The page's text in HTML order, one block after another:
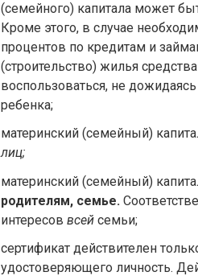
(семейного) капитала может
Кроме этого, в случае
процентов по кредитам и
(строительство) жилья
воспользоваться, не
ребенка;
материнский (семейный)
лиц;
материнский (семейный)
родителям, семье.
интересов всей семьи;
сертификат действителен
удостоверяющего личность.